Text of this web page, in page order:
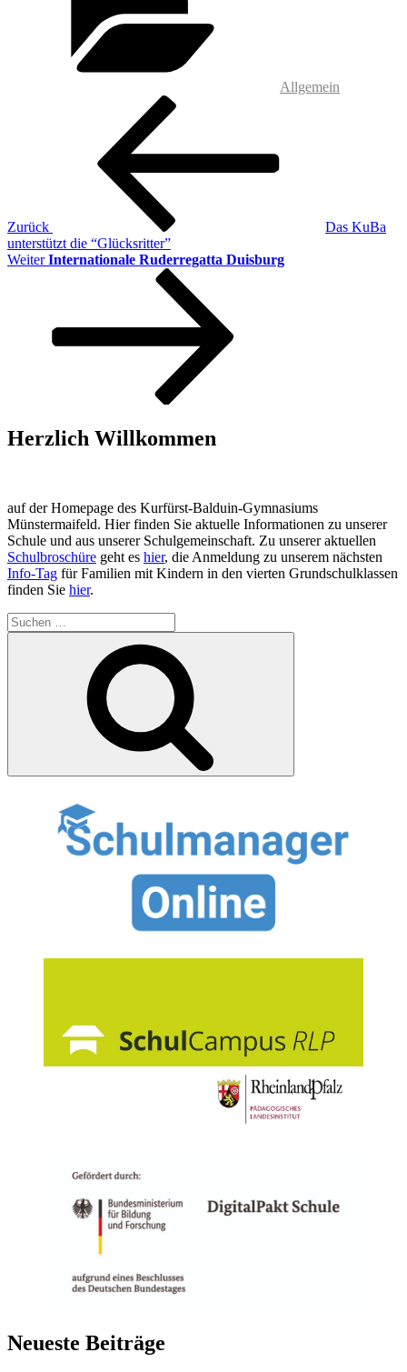
Allgemein
Beitragsnavigation
Zurück
Das KuBa
unterstützt die “Glücksritter”
Nächster
Weiter Internationale Ruderregatta Duisburg
Herzlich Willkommen
auf der Homepage des Kurfürst-Balduin-Gymnasiums
Münstermaifeld. Hier finden Sie aktuelle Informationen zu unserer
Schule und aus unserer Schulgemeinschaft. Zu unserer aktuellen
Schulbroschüre geht es hier, die Anmeldung zu unserem nächsten
Info-Tag für Familien mit Kindern in den vierten Grundschulklassen
finden Sie hier.
Suchen
nach:
Neueste Beiträge